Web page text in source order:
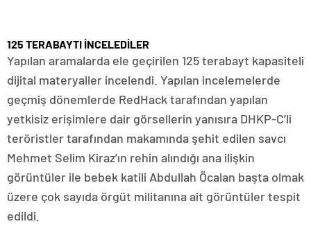
125 TERABAYTI İNCELEDİLER
Yapılan aramalarda ele geçirilen 125 terabayt kapasiteli
dijital materyaller incelendi. Yapılan incelemelerde
geçmiş dönemlerde RedHack tarafından yapılan
yetkisiz erişimlere dair görsellerin yanısıra DHKP-C’li
teröristler tarafından makamında şehit edilen savcı
Mehmet Selim Kiraz’ın rehin alındığı ana ilişkin
görüntüler ile bebek katili Abdullah Öcalan başta olmak
üzere çok sayıda örgüt militanına ait görüntüler tespit
edildi.